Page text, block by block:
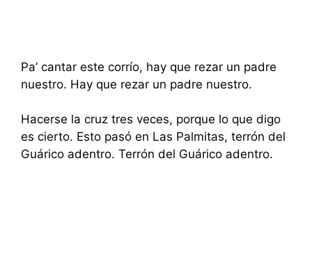
Pa’ cantar este corrío, hay que rezar un padre
nuestro. Hay que rezar un padre nuestro.
Hacerse la cruz tres veces, porque lo que digo
es cierto. Esto pasó en Las Palmitas, terrón del
Guárico adentro. Terrón del Guárico adentro.